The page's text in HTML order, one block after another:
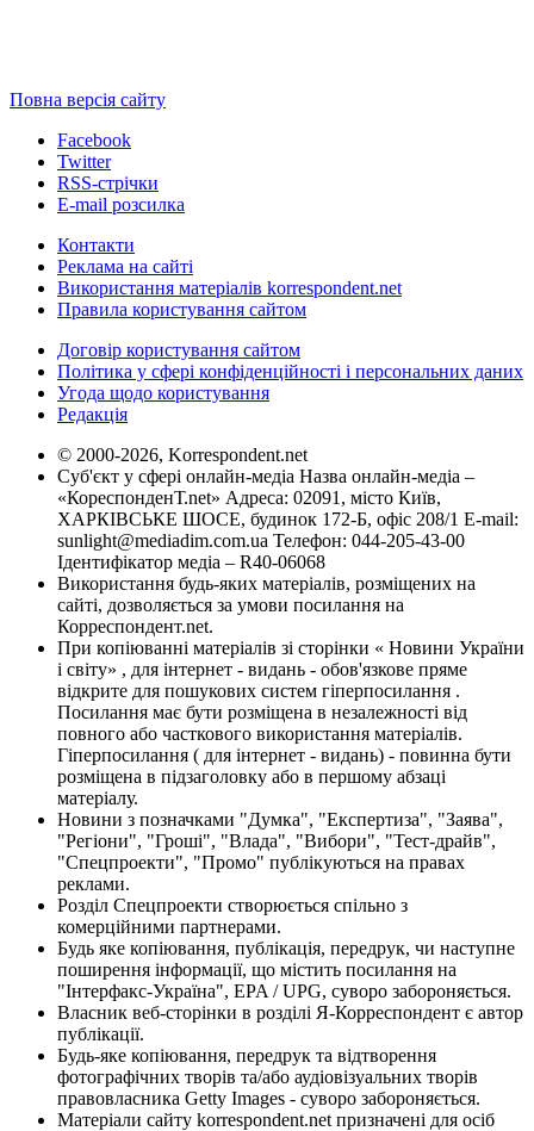
Повна версія сайту
Facebook
Twitter
RSS-стрічки
E-mail розсилка
Контакти
Реклама на сайті
Використання матеріалів korrespondent.net
Правила користування сайтом
Договір користування сайтом
Політика у сфері конфіденційності і персональних даних
Угода щодо користування
Редакція
© 2000-2026, Korrespondent.net
Суб'єкт у сфері онлайн-медіа Назва онлайн-медіа –
«КореспонденТ.net» Адреса: 02091, місто Київ,
ХАРКІВСЬКЕ ШОСЕ, будинок 172-Б, офіс 208/1 E-mail:
sunlight@mediadim.com.ua Телефон: 044-205-43-00
Ідентифікатор медіа – R40-06068
Використання будь-яких матеріалів, розміщених на
сайті, дозволяється за умови посилання на
Корреспондент.net.
При копіюванні матеріалів зі сторінки « Новини України
і світу» , для інтернет - видань - обов'язкове пряме
відкрите для пошукових систем гіперпосилання .
Посилання має бути розміщена в незалежності від
повного або часткового використання матеріалів.
Гіперпосилання ( для інтернет - видань) - повинна бути
розміщена в підзаголовку або в першому абзаці
матеріалу.
Новини з позначками "Думка", "Експертиза", "Заява",
"Регіони", "Гроші", "Влада", "Вибори", "Тест-драйв",
"Спецпроекти", "Промо" публікуються на правах
реклами.
Розділ Спецпроекти створюється спільно з
комерційними партнерами.
Будь яке копіювання, публікація, передрук, чи наступне
поширення інформації, що містить посилання на
"Інтерфакс-Україна", EPA / UPG, суворо забороняється.
Власник веб-сторінки в розділі Я-Корреспондент є автор
публікації.
Будь-яке копіювання, передрук та відтворення
фотографічних творів та/або аудіовізуальних творів
правовласника Getty Images - суворо забороняється.
Матеріали сайту korrespondent.net призначені для осіб